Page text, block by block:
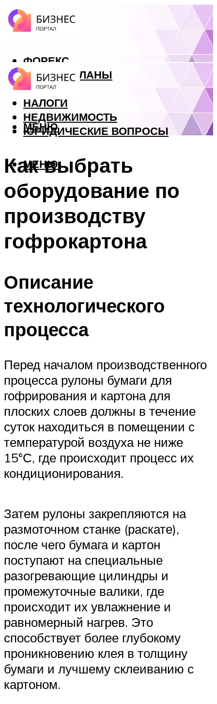
ФОРЕКС
БИЗНЕС ПЛАНЫ
КРЕДИТЫ
НАЛОГИ
НЕДВИЖИМОСТЬ
ЮРИДИЧЕСКИЕ ВОПРОСЫ
МЕНЮ
МЕНЮ
Как выбрать
оборудование по
производству
гофрокартона
Описание
технологического
процесса
Перед началом производственного
процесса рулоны бумаги для
гофрирования и картона для
плоских слоев должны в течение
суток находиться в помещении с
температурой воздуха не ниже
15°С, где происходит процесс их
кондиционирования.
Затем рулоны закрепляются на
размоточном станке (раскате),
после чего бумага и картон
поступают на специальные
разогревающие цилиндры и
промежуточные валики, где
происходит их увлажнение и
равномерный нагрев. Это
способствует более глубокому
проникновению клея в толщину
бумаги и лучшему склеиванию с
картоном.